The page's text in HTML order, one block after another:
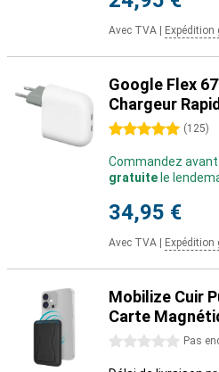
Avec TVA Expédition
Google Flex
Chargeur
5 étoiles (125)
Commandez
gratuite le
34,95 €
Avec TVA Expédition
Mobilize Cuir
Carte
0 étoiles Pas